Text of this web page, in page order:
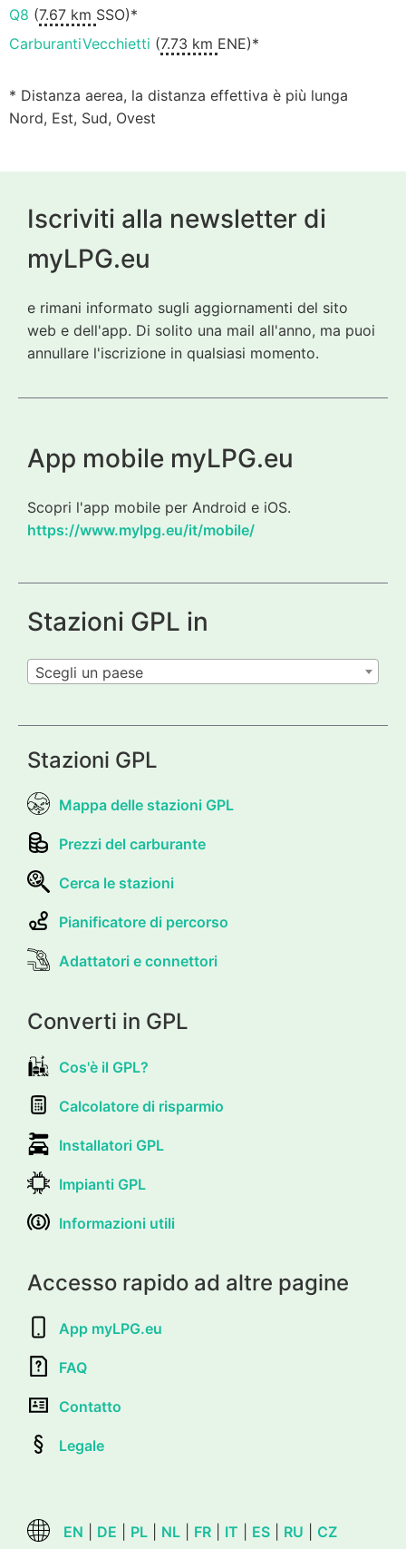
Q8 (7.67 km SSO)*
CarburantiVecchietti (7.73 km ENE)*
* Distanza aerea, la distanza effettiva è più lunga
Nord, Est, Sud, Ovest
Iscriviti alla newsletter di
myLPG.eu
e rimani informato sugli aggiornamenti del sito
web e dell'app. Di solito una mail all'anno, ma puoi
annullare l'iscrizione in qualsiasi momento.
App mobile myLPG.eu
Scopri l'app mobile per Android e iOS.
https://www.mylpg.eu/it/mobile/
Stazioni GPL in
Scegli un paese
Stazioni GPL
Mappa delle stazioni GPL
Prezzi del carburante
Cerca le stazioni
Pianificatore di percorso
Adattatori e connettori
Converti in GPL
Cos'è il GPL?
Calcolatore di risparmio
Installatori GPL
Impianti GPL
Informazioni utili
Accesso rapido ad altre pagine
App myLPG.eu
FAQ
Contatto
Legale
EN DE PL NL FR IT ES RU CZ